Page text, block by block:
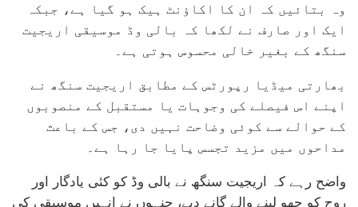
وہ بتائیں کہ ان کا اکاؤنٹ ہیک ہو گیا ہے، جبکہ
ایک اور صارف نے لکھا کہ بالی وڈ موسیقی اریجیت
سنگھ کے بغیر خالی محسوس ہوتی ہے۔
بھارتی میڈیا رپورٹس کے مطابق اریجیت سنگھ نے
اپنے اس فیصلے کی وجوہات یا مستقبل کے منصوبوں
کے حوالے سے کوئی وضاحت نہیں دی، جس کے باعث
مداحوں میں مزید تجسس پایا جا رہا ہے۔
واضح رہے کہ اریجیت سنگھ نے بالی وڈ کو کئی یادگار اور
روح کو چھو لینے والے گانے دیے، جنہوں نے انہیں موسیقی کی